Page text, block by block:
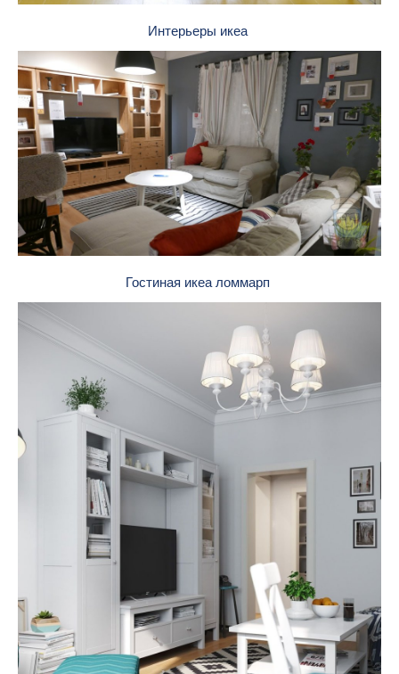
Интерьеры икеа
Гостиная икеа ломмарп